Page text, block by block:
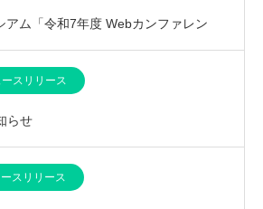
アム「令和7年度 Webカンファレン
ースリリース
らせ
スリリース